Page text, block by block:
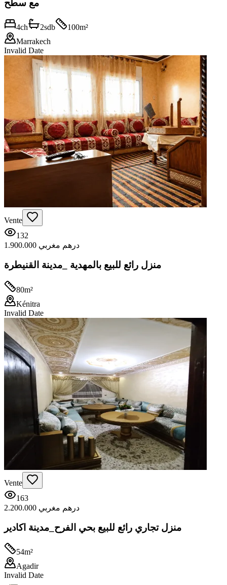
مع سطح
4ch 2sdb 100m²
Marrakech
Invalid Date
Vente
132
1.900.000 درهم مغربي
منزل رائع للبيع بالمهدية _مدينة القنيطرة
80m²
Kénitra
Invalid Date
Vente
163
2.200.000 درهم مغربي
منزل تجاري رائع للبيع بحي الفرح_مدينة اكادير
54m²
Agadir
Invalid Date